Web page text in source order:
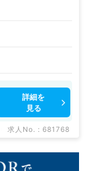
詳細を
見る
求人No. : 681768